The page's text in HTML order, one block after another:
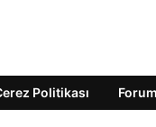
Politikası Forum